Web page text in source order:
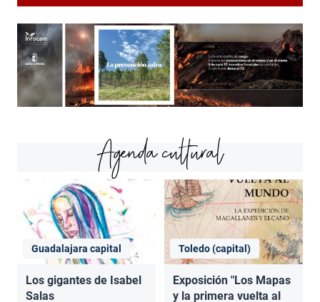
Agenda cultural
Guadalajara capital
Los gigantes de Isabel
Salas
Toledo (capital)
Exposición "Los Mapas
y la primera vuelta al